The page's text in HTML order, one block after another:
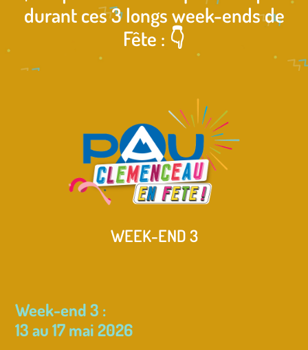
durant ces 3 longs week-ends de
Fête : 👇
WEEK-END 3
Week-end 3 :
13 au 17 mai 2026